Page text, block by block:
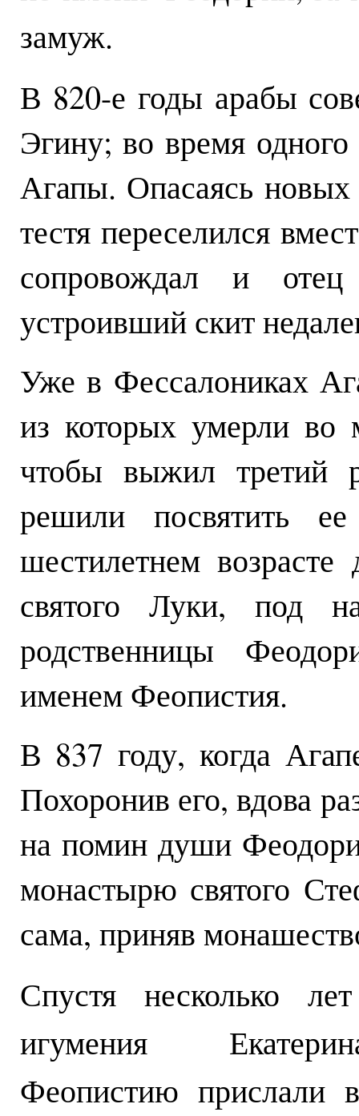
замуж.
В 820-е годы арабы
Эгину; во время
Агапы. Опасаясь новых
тестя переселился
сопровождал и
устроивший скит
Уже в Фессалониках
из которых умерли во
чтобы выжил третий
решили посвятить
шестилетнем
святого Луки, под
родственницы
именем Феопистия.
В 837 году, когда
Похоронив его, вдова
на помин души
монастырю святого
сама, приняв
Спустя несколько
игумения
Феопистию прислали